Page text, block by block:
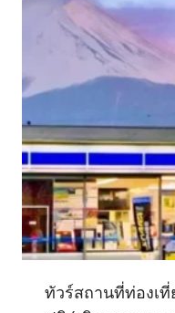
ทัวร์สถานที่ท่องเ